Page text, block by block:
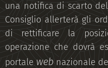
una notifica di scarto
Consiglio allerterà gli
di rettificare la
operazione che dovrà
portale webnazionale